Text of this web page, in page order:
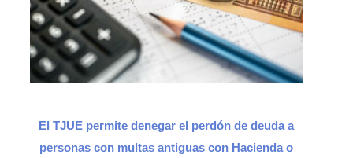
El TJUE permite denegar el perdón de deuda a
personas con multas antiguas con Hacienda o